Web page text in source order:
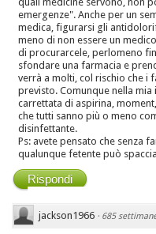
emergenze". Anche per un
medica, figurarsi gli
meno di non essere un
di procurarcele, perlomeno
sfondare una farmacia e
verrà a molti, col rischio che i
previsto. Comunque nella
carrettata di aspirina,
che tutti sanno più o meno
disinfettante.
Ps: avete pensato che senza
qualunque fetente può
Rispondi
jackson1966 · 685